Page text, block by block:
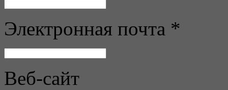
Электронная почта *
Веб-сайт